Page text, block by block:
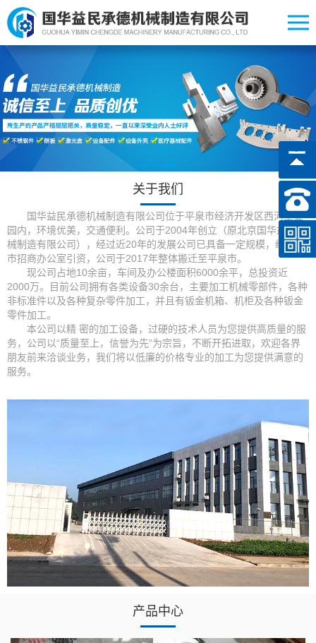
关于我们
国华益民承德机械制造有限公司位于平泉市经济开发区西河工业
园内，环境优美，交通便利。公司于2004年创立（原北京国华益民机
械制造有限公司），经过近20年的发展公司已具备一定规模，经平泉
市招商办公室引资，公司于2017年整体搬迁至平泉市。
现公司占地10余亩，车间及办公楼面积6000余平，总投资近
2000万。目前公司拥有各类设备30余台，主要加工机械零部件，各种
非标准件以及各种复杂零件加工，并且有钣金机箱、机柜及各种钣金
零件加工。
本公司以精 密的加工设备，过硬的技术人员为您提供高质量的服
务，公司以“质量至上，信誉为先”为宗旨，不断开拓进取，欢迎各界
朋友前来洽谈业务，我们将以低廉的价格专业的加工为您提供满意的
服务。
产品中心